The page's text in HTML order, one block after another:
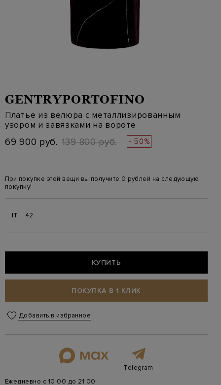
GENTRYPORTOFINO
Платье из велюра с металлизированным
узором и завязками на вороте
69 900 руб. 139 800 руб. - 50%
При покупке этой вещи вы получите 0 рублей на следующую
покупку!
IT 42
КУПИТЬ
ПОКУПКА В 1 КЛИК
Добавить в избранное
Telegram
Ежедневно с 10:00 до 21:00